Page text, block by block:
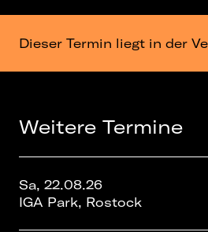
Dieser Termin liegt in der
Weitere Termine
Sa, 22.08.26
IGA Park, Rostock